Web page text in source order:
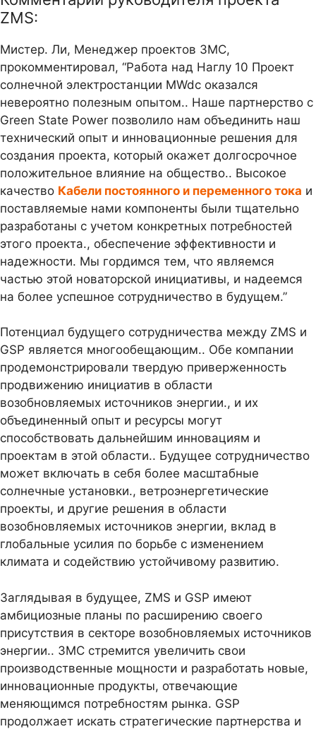
ZMS:
Мистер. Ли, Менеджер проектов ЗМС,
прокомментировал, “Работа над Наглу 10 Проект
солнечной электростанции MWdc оказался
невероятно полезным опытом.. Наше партнерство с
Green State Power позволило нам объединить наш
технический опыт и инновационные решения для
создания проекта, который окажет долгосрочное
положительное влияние на общество.. Высокое
качество Кабели постоянного и переменного тока и
поставляемые нами компоненты были тщательно
разработаны с учетом конкретных потребностей
этого проекта., обеспечение эффективности и
надежности. Мы гордимся тем, что являемся
частью этой новаторской инициативы, и надеемся
на более успешное сотрудничество в будущем.”
Потенциал будущего сотрудничества между ZMS и
GSP является многообещающим.. Обе компании
продемонстрировали твердую приверженность
продвижению инициатив в области
возобновляемых источников энергии., и их
объединенный опыт и ресурсы могут
способствовать дальнейшим инновациям и
проектам в этой области.. Будущее сотрудничество
может включать в себя более масштабные
солнечные установки., ветроэнергетические
проекты, и другие решения в области
возобновляемых источников энергии, вклад в
глобальные усилия по борьбе с изменением
климата и содействию устойчивому развитию.
Заглядывая в будущее, ZMS и GSP имеют
амбициозные планы по расширению своего
присутствия в секторе возобновляемых источников
энергии.. ЗМС стремится увеличить свои
производственные мощности и разработать новые,
инновационные продукты, отвечающие
меняющимся потребностям рынка. GSP
продолжает искать стратегические партнерства и